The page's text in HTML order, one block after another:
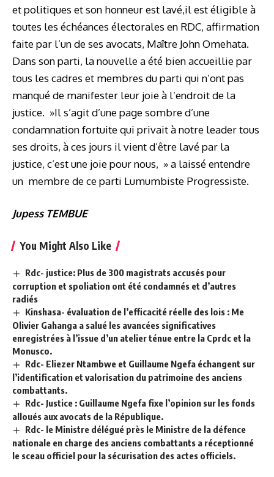
et politiques et son honneur est lavé,il est éligible à
toutes les échéances électorales en RDC, affirmation
faite par l’un de ses avocats, Maître John Omehata.
Dans son parti, la nouvelle a été bien accueillie par
tous les cadres et membres du parti qui n’ont pas
manqué de manifester leur joie à l’endroit de la
justice. »Il s’agit d’une page sombre d’une
condamnation fortuite qui privait à notre leader tous
ses droits, à ces jours il vient d’être lavé par la
justice, c’est une joie pour nous, » a laissé entendre
un membre de ce parti Lumumbiste Progressiste.
Jupess TEMBUE
You Might Also Like
Rdc- justice: Plus de 300 magistrats accusés pour
corruption et spoliation ont été condamnés et d’autres
radiés
Kinshasa- évaluation de l’efficacité réelle des lois : Me
Olivier Gahanga a salué les avancées significatives
enregistrées à l’issue d’un atelier ténue entre la Cprdc et la
Monusco.
Rdc- Eliezer Ntambwe et Guillaume Ngefa échangent sur
l’identification et valorisation du patrimoine des anciens
combattants.
Rdc- Justice : Guillaume Ngefa fixe l’opinion sur les fonds
alloués aux avocats de la République.
Rdc- le Ministre délégué près le Ministre de la défence
nationale en charge des anciens combattants a réceptionné
le sceau officiel pour la sécurisation des actes officiels.